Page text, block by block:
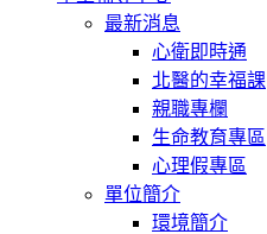
最新消息
心衛即時通
北醫的幸福課
親職專欄
生命教育專區
心理假專區
單位簡介
環境簡介